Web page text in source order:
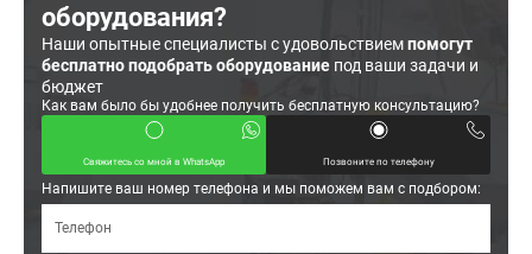
оборудования?
Наши опытные специалисты с удовольствиемпомогут
бесплатно подобрать оборудование под ваши задачи и
бюджет
Как вам было бы удобнее получить бесплатную консультацию?
Свяжитесь со мной в WhatsApp Позвоните по телефону
Напишите ваш номер телефона и мы поможем вам с подбором: